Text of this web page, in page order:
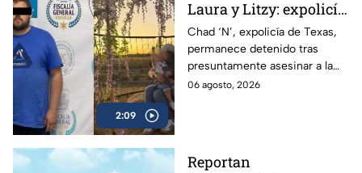
2:09
Laura y Litzy: expolicía
de Texas permanece
detenido por
multihomicidio en
Saltillo
Chad ‘N’, expolicía de Texas,
permanece detenido tras
presuntamente asesinar a la
familia de su expareja en
06 agosto, 2026
Reportan